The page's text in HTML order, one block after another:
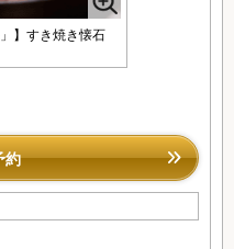
】すき焼き懐石
約